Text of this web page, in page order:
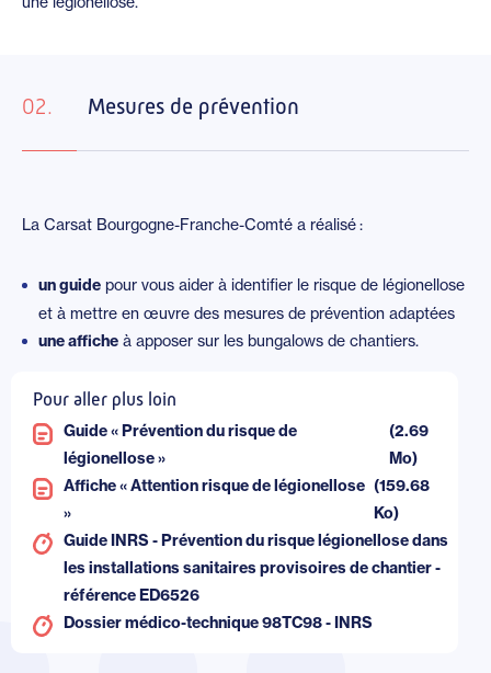
02. Mesures de prévention
La Carsat Bourgogne-Franche-Comté a réalisé :
un guide pour vous aider à identifier le risque de légionellose
et à mettre en œuvre des mesures de prévention adaptées
une affiche à apposer sur les bungalows de chantiers.
Pour aller plus loin
Guide « Prévention du risque de
légionellose »
(2.69
Mo)
Affiche « Attention risque de légionellose
»
(159.68
Ko)
Guide INRS - Prévention du risque légionellose dans
les installations sanitaires provisoires de chantier -
référence ED6526
Dossier médico-technique 98TC98 - INRS